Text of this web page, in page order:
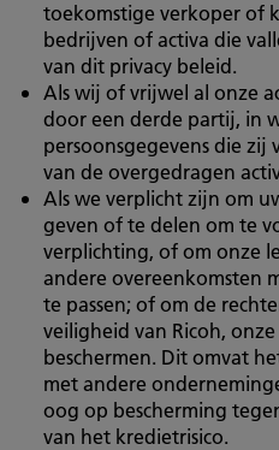
toekomstige verkoper of
bedrijven of activa die
van dit privacy beleid.
Als wij of vrijwel al onze
door een derde partij, in
persoonsgegevens die
van de overgedragen
Als we verplicht zijn om
geven of te delen om te
verplichting, of om onze
andere overeenkomsten
te passen; of om de
veiligheid van Ricoh,
beschermen. Dit omvat
met andere
oog op bescherming
van het kredietrisico.